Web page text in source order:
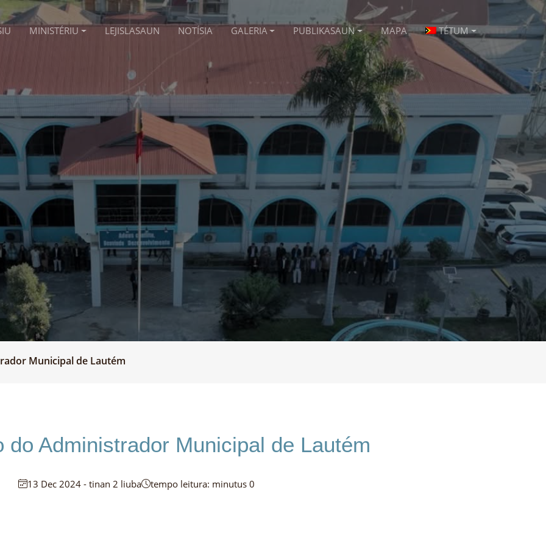
MINISTÉRIU LEJISLASAUN NOTÍSIA GALERIA PUBLIKASAUN MAPA TÉTUM
Municipal de Lautém
do Administrador Municipal de Lautém
13 Dec 2024 - tinan 2 liuba tempo leitura: minutus 0